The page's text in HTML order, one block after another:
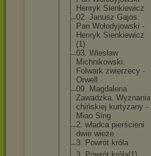
Henryk Sienkiewicz
02. Janusz Gajos.
Pan Wołodyjowski -
Henryk Sienkiewicz
(1)
03. Wiesław
Michnikowski.
Folwark zwierzecy -
Orwell
09. Magdalena
Zawadzka. Wyznania
chińskiej kurtyzany -
Miao Sing
2. władca pierścieni
dwie wieże
3. Powrót króla